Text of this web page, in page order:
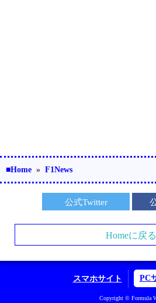
■Home » F1News
公式Twitter
Homeに戻る
スマホサイト PC
Copyright © Formula